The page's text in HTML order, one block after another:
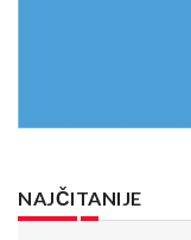
NAJČITANIJE